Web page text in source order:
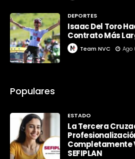
DEPORTES
Isaac Del Toro
Contrato Más
Team NVC Ago
Populares
ESTADO
La Tercera
Completamente
SEFIPLAN